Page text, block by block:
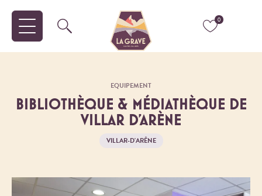
0
EQUIPEMENT
BIBLIOTHÈQUE & MÉDIATHÈQUE DE
VILLAR D'ARÈNE
VILLAR-D'ARÊNE